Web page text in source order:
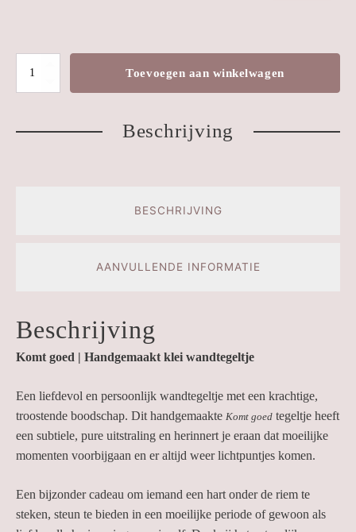
Wandtegeltje
Toevoegen aan winkelwagen
Beschrijving
BESCHRIJVING
AANVULLENDE INFORMATIE
Beschrijving
Komt goed | Handgemaakt klei wandtegeltje
Een liefdevol en persoonlijk wandtegeltje met een krachtige,
troostende boodschap. Dit handgemaakte Komt goed tegeltje heeft
een subtiele, pure uitstraling en herinnert je eraan dat moeilijke
momenten voorbijgaan en er altijd weer lichtpuntjes komen.
Een bijzonder cadeau om iemand een hart onder de riem te
steken, steun te bieden in een moeilijke periode of gewoon als